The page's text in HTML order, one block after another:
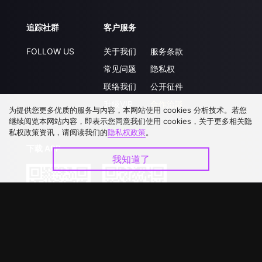
追踪社群
FOLLOW US
客户服务
关于我们
常见问题
联络我们
服务条款
隐私权
公开征件
下载 APP
为提供您更多优质的服务与内容，本网站使用 cookies 分析技术。若您
继续阅览本网站内容，即表示您同意我们使用 cookies，关于更多相关隐
私权政策资讯，请阅读我们的隐私权政策。
我知道了